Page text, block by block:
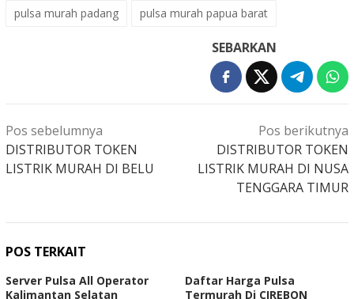
pulsa murah padang pulsa murah papua barat
SEBARKAN
Navigasi
pos
Pos sebelumnya
DISTRIBUTOR TOKEN
LISTRIK MURAH DI BELU
Pos berikutnya
DISTRIBUTOR TOKEN
LISTRIK MURAH DI NUSA
TENGGARA TIMUR
POS TERKAIT
Server Pulsa All Operator
Kalimantan Selatan
Daftar Harga Pulsa
Termurah Di CIREBON